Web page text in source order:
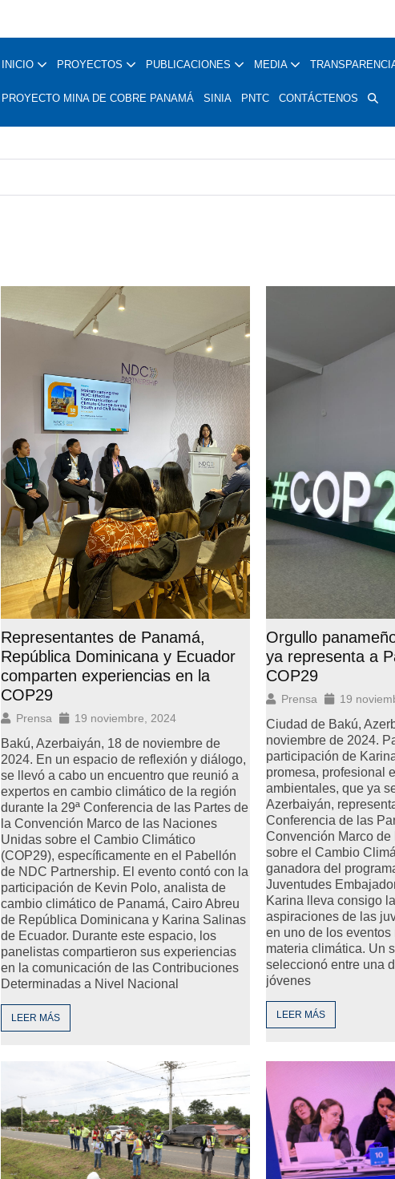
INICIO PROYECTOS PUBLICACIONES MEDIA
PROYECTO MINA DE COBRE PANAMÁ SINIA PNTC CONTÁCTENOS
Representantes de Panamá,
República Dominicana y Ecuador
comparten experiencias en la
COP29
Prensa 19 noviembre, 2024
Bakú, Azerbaiyán, 18 de noviembre de
2024. En un espacio de reflexión y diálogo,
se llevó a cabo un encuentro que reunió a
expertos en cambio climático de la región
durante la 29ª Conferencia de las Partes de
la Convención Marco de las Naciones
Unidas sobre el Cambio Climático
(COP29), específicamente en el Pabellón
de NDC Partnership. El evento contó con la
participación de Kevin Polo, analista de
cambio climático de Panamá, Cairo Abreu
de República Dominicana y Karina Salinas
de Ecuador. Durante este espacio, los
panelistas compartieron sus experiencias
en la comunicación de las Contribuciones
Determinadas a Nivel Nacional
LEER MÁS
Orgullo
ya representa a
COP29
Prensa 19
Ciudad de Bakú,
noviembre de 2024.
participación de
promesa, profesional
ambientales, que ya
Azerbaiyán,
Conferencia de las
Convención Marco
sobre el Cambio
ganadora del
Juventudes
Karina lleva consigo
aspiraciones de las
en uno de los eventos
materia climática. Un
seleccionó entre una
jóvenes
LEER MÁS